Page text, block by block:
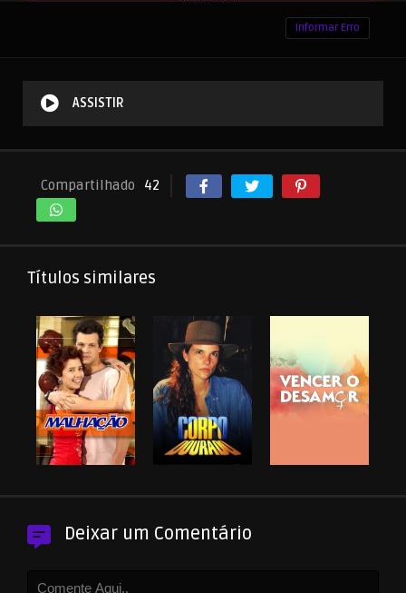
Informar Erro
ASSISTIR
Compartilhado 42
Títulos similares
Deixar um Comentário